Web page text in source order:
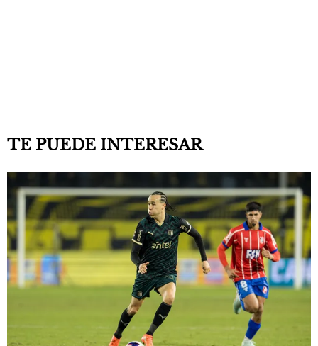
TE PUEDE INTERESAR